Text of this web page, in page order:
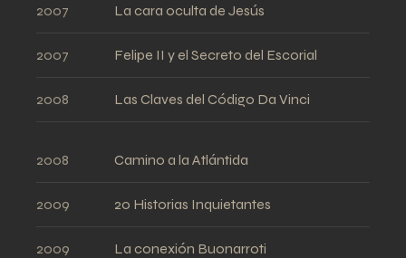
2007 La cara oculta de Jesús
2007 Felipe II y el Secreto del Escorial
2008 Las Claves del Código Da Vinci
2008 Camino a la Atlántida
2009 20 Historias Inquietantes
2009 La conexión Buonarroti